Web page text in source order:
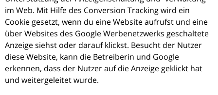
im Web. Mit Hilfe des Conversion Tracking wird ein
Cookie gesetzt, wenn du eine Website aufrufst und eine
über Websites des Google Werbenetzwerks geschaltete
Anzeige siehst oder darauf klickst. Besucht der Nutzer
diese Website, kann die Betreiberin und Google
erkennen, dass der Nutzer auf die Anzeige geklickt hat
und weitergeleitet wurde.